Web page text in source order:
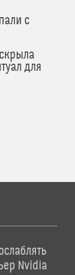
с
для
Nvidia